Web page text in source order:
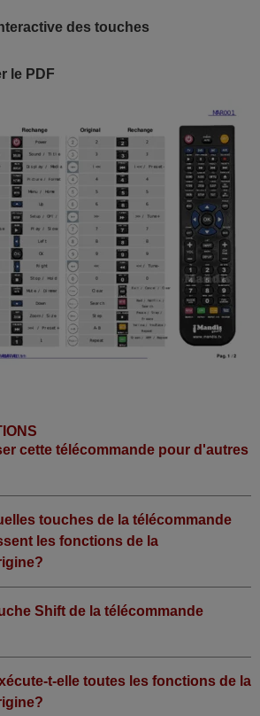
des touches
le PDF
cette télécommande pour d'autres
touches de la télécommande
les fonctions de la
Shift de la télécommande
t-elle toutes les fonctions de la